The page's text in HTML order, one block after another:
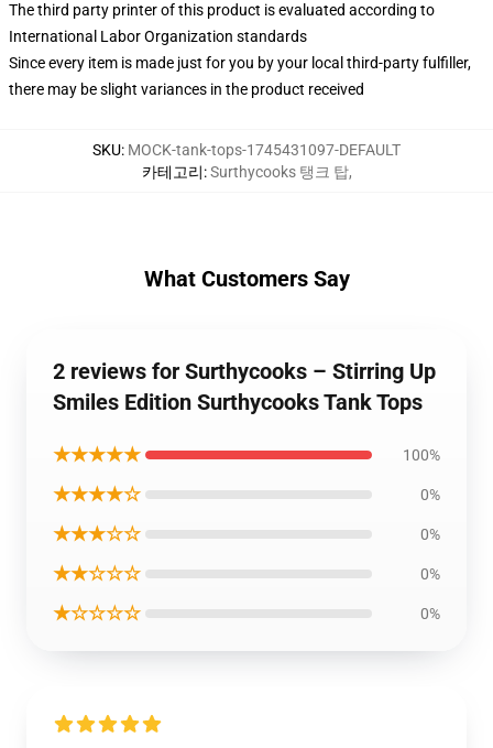
The third party printer of this product is evaluated according to
International Labor Organization standards
Since every item is made just for you by your local third-party fulfiller,
there may be slight variances in the product received
SKU: MOCK-tank-tops-1745431097-DEFAULT
카테고리:Surthycooks 탱크 탑,
What Customers Say
2 reviews for Surthycooks – Stirring Up
Smiles Edition Surthycooks Tank Tops
★★★★★ 100%
★★★★☆ 0%
★★★☆☆ 0%
★★☆☆☆ 0%
★☆☆☆☆ 0%